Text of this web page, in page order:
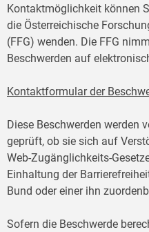
Kontaktmöglichkeit können
die Österreichische
(FFG) wenden. Die FFG
Beschwerden auf
Kontaktformular der
Diese Beschwerden werden
geprüft, ob sie sich auf
Web-Zugänglichkeits-
Einhaltung der
Bund oder einer ihn
Sofern die Beschwerde